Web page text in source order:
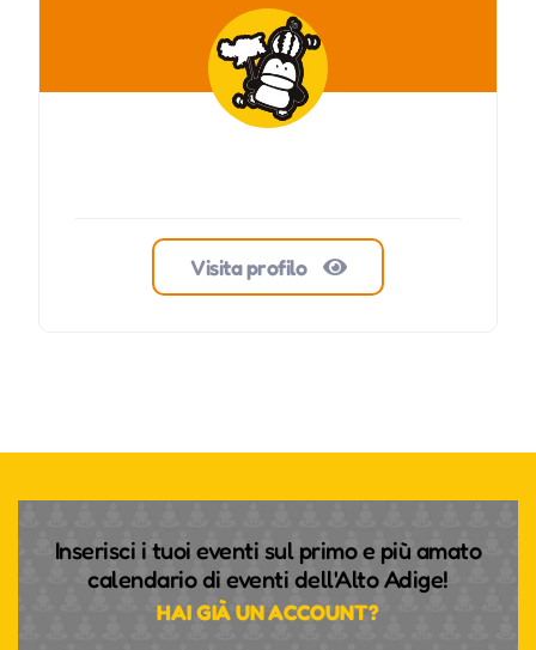
Visita profilo
Inserisci i tuoi eventi sul primo e più amato
calendario di eventi dell'Alto Adige!
HAI GIÀ UN ACCOUNT?